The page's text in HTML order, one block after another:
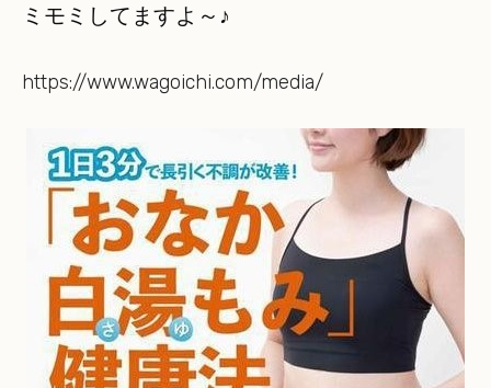
ミモミしてますよ～♪
https://www.wagoichi.com/media/